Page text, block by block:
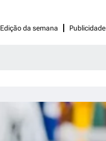
Edição da semana